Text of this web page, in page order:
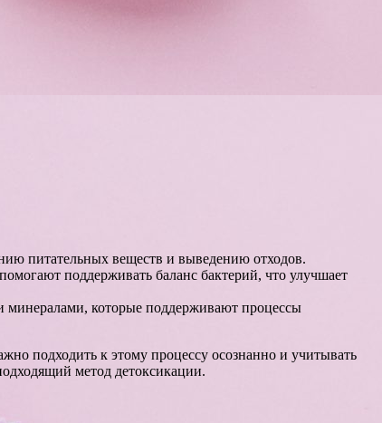
питательных веществ и выведению отходов.
поддерживать баланс бактерий, что улучшает
минералами, которые поддерживают процессы
подходить к этому процессу осознанно и учитывать
метод детоксикации.